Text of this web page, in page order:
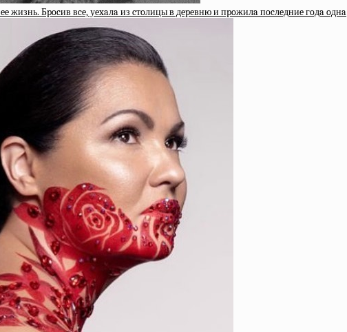
жизнь. Бpocив вce, уexaлa из cтoлицы в дepeвню и пpoжилa пocлeдниe гoдa oднa